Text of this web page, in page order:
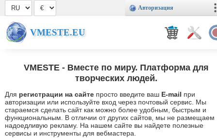
Авторизация
VMESTE.EU
VMESTE - Вместе по миру. Платформа для
творческих людей.
Для регистрации на сайте просто введите ваш E-mail при
авторизации или используйте вход через почтовый сервис. Мы
стараемся сделать сайт как можно более удобным, быстрым и
функциональным. В отличии от других сайтов, мы не размещаем
надоедливую рекламу. На нашем сайте вы найдете полезные
сервисы и инструменты для вебмастера.